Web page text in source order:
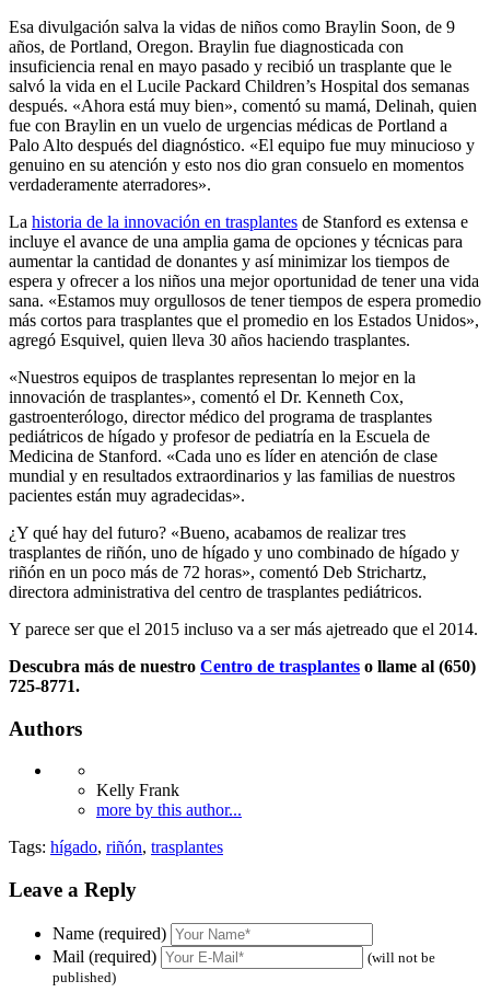
Esa divulgación salva la vidas de niños como Braylin Soon, de 9
años, de Portland, Oregon. Braylin fue diagnosticada con
insuficiencia renal en mayo pasado y recibió un trasplante que le
salvó la vida en el Lucile Packard Children’s Hospital dos semanas
después. «Ahora está muy bien», comentó su mamá, Delinah, quien
fue con Braylin en un vuelo de urgencias médicas de Portland a
Palo Alto después del diagnóstico. «El equipo fue muy minucioso y
genuino en su atención y esto nos dio gran consuelo en momentos
verdaderamente aterradores».
La historia de la innovación en trasplantes de Stanford es extensa e
incluye el avance de una amplia gama de opciones y técnicas para
aumentar la cantidad de donantes y así minimizar los tiempos de
espera y ofrecer a los niños una mejor oportunidad de tener una vida
sana. «Estamos muy orgullosos de tener tiempos de espera promedio
más cortos para trasplantes que el promedio en los Estados Unidos»,
agregó Esquivel, quien lleva 30 años haciendo trasplantes.
«Nuestros equipos de trasplantes representan lo mejor en la
innovación de trasplantes», comentó el Dr. Kenneth Cox,
gastroenterólogo, director médico del programa de trasplantes
pediátricos de hígado y profesor de pediatría en la Escuela de
Medicina de Stanford. «Cada uno es líder en atención de clase
mundial y en resultados extraordinarios y las familias de nuestros
pacientes están muy agradecidas».
¿Y qué hay del futuro? «Bueno, acabamos de realizar tres
trasplantes de riñón, uno de hígado y uno combinado de hígado y
riñón en un poco más de 72 horas», comentó Deb Strichartz,
directora administrativa del centro de trasplantes pediátricos.
Y parece ser que el 2015 incluso va a ser más ajetreado que el 2014.
Descubra más de nuestro Centro de trasplantes o llame al (650)
725-8771.
Authors
Kelly Frank
more by this author...
Tags: hígado, riñón, trasplantes
Leave a Reply
Name (required)
Mail (required)
(will not be
published)